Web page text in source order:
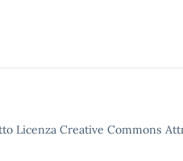
Licenza Creative Commons